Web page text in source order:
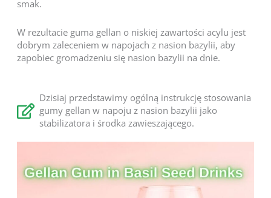
smak.
W rezultacie guma gellan o niskiej zawartości acylu jest
dobrym zaleceniem w napojach z nasion bazylii, aby
zapobiec gromadzeniu się nasion bazylii na dnie.
Dzisiaj przedstawimy ogólną instrukcję stosowania
gumy gellan w napoju z nasion bazylii jako
stabilizatora i środka zawieszającego.